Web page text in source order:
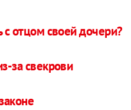
с отцом своей дочери?
за свекрови